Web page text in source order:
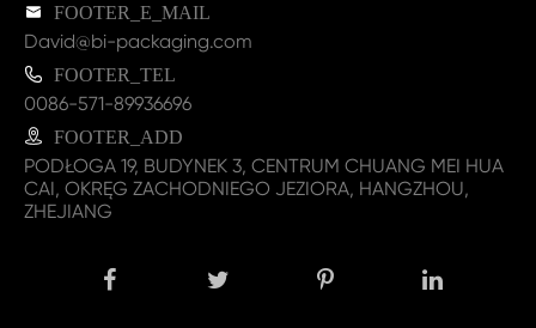
 FOOTER_E_MAIL
David@bi-packaging.com
 FOOTER_TEL
0086-571-89936696
 FOOTER_ADD
PODŁOGA 19, BUDYNEK 3, CENTRUM CHUANG MEI HUA
CAI, OKRĘG ZACHODNIEGO JEZIORA, HANGZHOU,
ZHEJIANG